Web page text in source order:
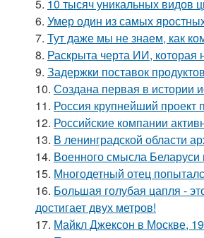
5. 10 тысяч уникальных видов
6. Умер один из самых
7. Тут даже мы не знаем, как
8. Раскрыта черта ИИ, которая
9. Задержки поставок
10. Создана первая в истории
11. Россия крупнейший проект
12. Российские компании
13. В ленинградской области
14. Военного смысла Беларуси
15. Многодетный отец
16. Большая голубая цапля -
достигает двух метров!
17. Майкл Джексон в Москве,